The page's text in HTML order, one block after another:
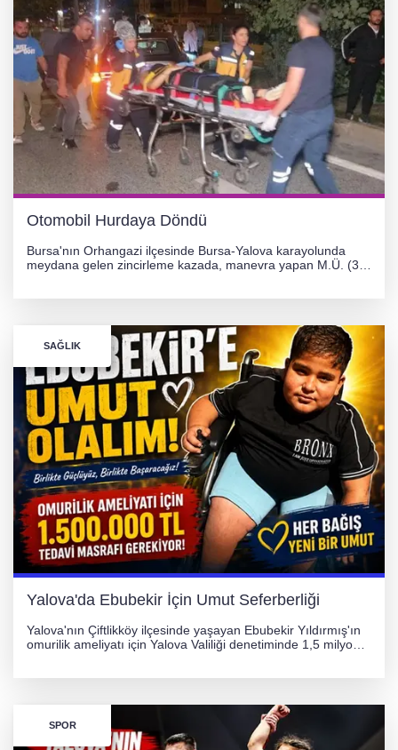
Otomobil Hurdaya Döndü
Bursa'nın Orhangazi ilçesinde Bursa-Yalova karayolunda
meydana gelen zincirleme kazada, manevra yapan M.Ü. (35)
SAĞLIK
Yalova'da Ebubekir İçin Umut Seferberliği
Yalova'nın Çiftlikköy ilçesinde yaşayan Ebubekir Yıldırmış'ın
omurilik ameliyatı için Yalova Valiliği denetiminde 1,5 milyon
SPOR